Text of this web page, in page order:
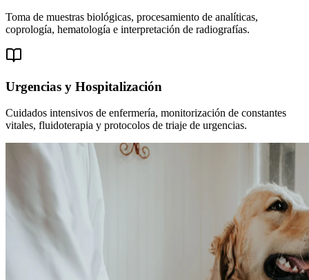
Toma de muestras biológicas, procesamiento de analíticas,
coprología, hematología e interpretación de radiografías.
Urgencias y Hospitalización
Cuidados intensivos de enfermería, monitorización de constantes
vitales, fluidoterapia y protocolos de triaje de urgencias.